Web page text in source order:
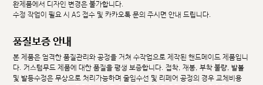
완제품에서 디자인 변경은 불가합니다.
수정 작업이 필요 시 AS 접수 및 카카오톡 문의 주시면 안내 드립니다.
품질보증 안내
본 제품은 엄격한 품질관리와 공정을 거쳐 수작업으로 제작된 핸드메이드 제품입니
다. 커스텀무드 제품에 대한 품질을 평생 보증합니다. 접착, 재봉, 부착 불량, 발볼
및 발등수정은 무상으로 처리가능하며 줄임수선 및 리페어 공정의 경우 교체비용